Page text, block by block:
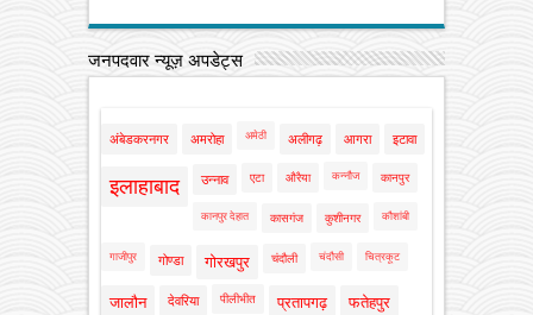
जनपदवार न्यूज़ अपडेट्स
अंबेडकरनगर अमरोहा अमेठी अलीगढ़ आगरा इटावा
इलाहाबाद उन्नाव एटा औरैया कन्नौज कानपुर
कानपुर देहात कासगंज कुशीनगर कौशांबी
गाजीपुर गोण्डा गोरखपुर चंदौली चंदौसी चित्रकूट
जालौन देवरिया पीलीभीत प्रतापगढ़ फतेहपुर